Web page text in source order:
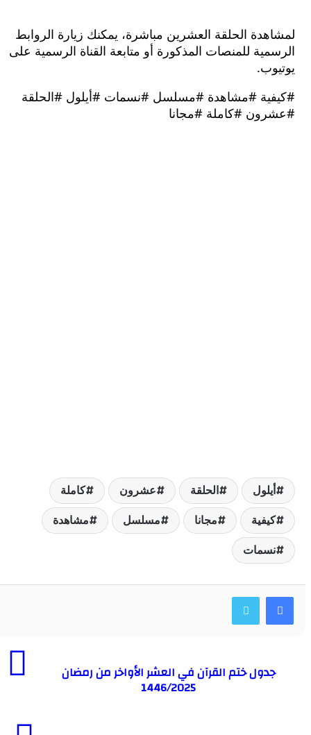
الحلقة العشرين مباشرة، يمكنك زيارة الروابط
للمنصات المذكورة أو متابعة القناة الرسمية على
#مشاهدة #مسلسل #نسمات #أيلول #الحلقة
#كاملة #مجانا
الحلقة عشرون كاملة
مجانا مسلسل مشاهدة
ختم القرآن في العشر الأواخر من رمضان
1446/2025